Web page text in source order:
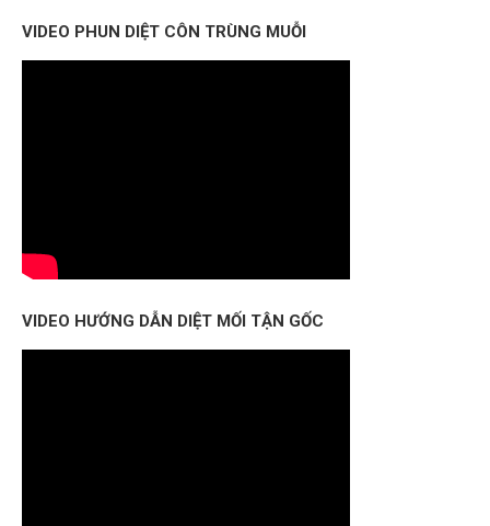
VIDEO PHUN DIỆT CÔN TRÙNG MUỖI
VIDEO HƯỚNG DẪN DIỆT MỐI TẬN GỐC